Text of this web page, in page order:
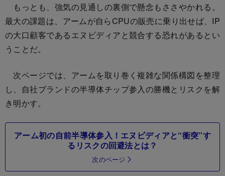
もっとも、強気の見通しの裏側で懸念もささやかれる。
最大の課題は、アームが自らCPUの販売に乗り出せば、IP
の大口顧客であるエヌビディアと競合する恐れがあるとい
うことだ。
次ページでは、アームを取り巻く複雑な関係構図を整理
し、自社ブランドの半導体チップ参入の勝機とリスクを解
き明かす。
アーム初の自前半導体参入！エヌビディアと“衝突”す
るリスクの回避法とは？
次のページ